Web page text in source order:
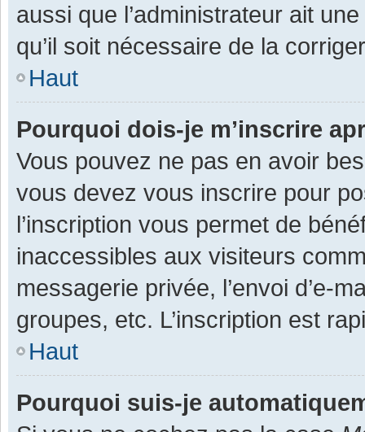
aussi que l’administrateur ait
qu’il soit nécessaire de la
Haut
Pourquoi dois-je m’inscrire
Vous pouvez ne pas en avoir
vous devez vous inscrire pour
l’inscription vous permet de
inaccessibles aux visiteurs
messagerie privée, l’envoi d’e-
groupes, etc. L’inscription est
Haut
Pourquoi suis-je